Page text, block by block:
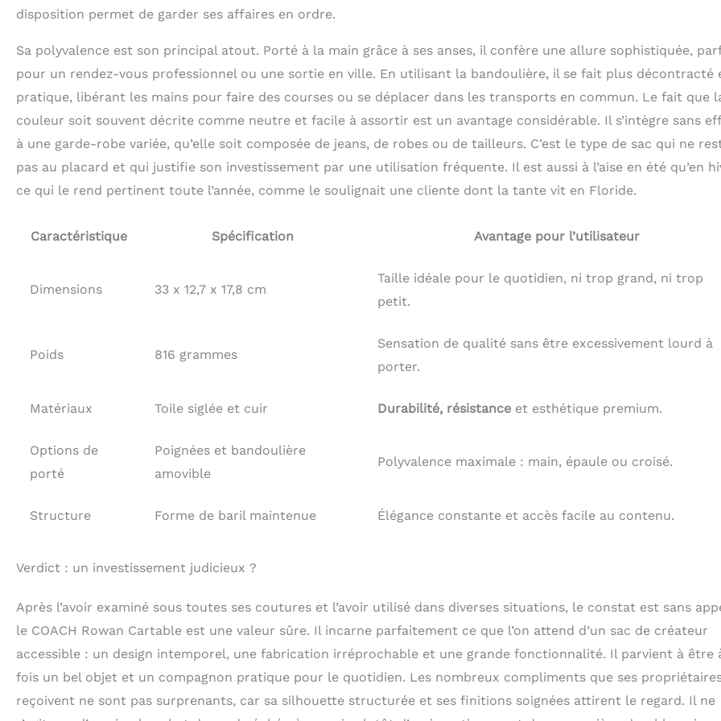
disposition permet de garder ses affaires en ordre.
Sa polyvalence est son principal atout. Porté à la main grâce à ses anses, il confère une allure sophistiquée,
pour un rendez-vous professionnel ou une sortie en ville. En utilisant la bandoulière, il se fait plus décontracté
pratique, libérant les mains pour faire des courses ou se déplacer dans les transports en commun. Le fait que
couleur soit souvent décrite comme neutre et facile à assortir est un avantage considérable. Il s’intègre sans
à une garde-robe variée, qu’elle soit composée de jeans, de robes ou de tailleurs. C’est le type de sac qui ne
pas au placard et qui justifie son investissement par une utilisation fréquente. Il est aussi à l’aise en été qu’en
ce qui le rend pertinent toute l’année, comme le soulignait une cliente dont la tante vit en Floride.
Caractéristique Spécification Avantage pour l’utilisateur
Dimensions 33 x 12,7 x 17,8 cm
Taille idéale pour le quotidien, ni trop grand, ni trop
petit.
Poids 816 grammes
Sensation de qualité sans être excessivement lourd à
porter.
Matériaux Toile siglée et cuir Durabilité, résistance et esthétique premium.
Options de
porté
Poignées et bandoulière
amovible
Polyvalence maximale : main, épaule ou croisé.
Structure Forme de baril maintenue Élégance constante et accès facile au contenu.
Verdict : un investissement judicieux ?
Après l’avoir examiné sous toutes ses coutures et l’avoir utilisé dans diverses situations, le constat est sans
le COACH Rowan Cartable est une valeur sûre. Il incarne parfaitement ce que l’on attend d’un sac de créateur
accessible : un design intemporel, une fabrication irréprochable et une grande fonctionnalité. Il parvient à être
fois un bel objet et un compagnon pratique pour le quotidien. Les nombreux compliments que ses
reçoivent ne sont pas surprenants, car sa silhouette structurée et ses finitions soignées attirent le regard. Il ne